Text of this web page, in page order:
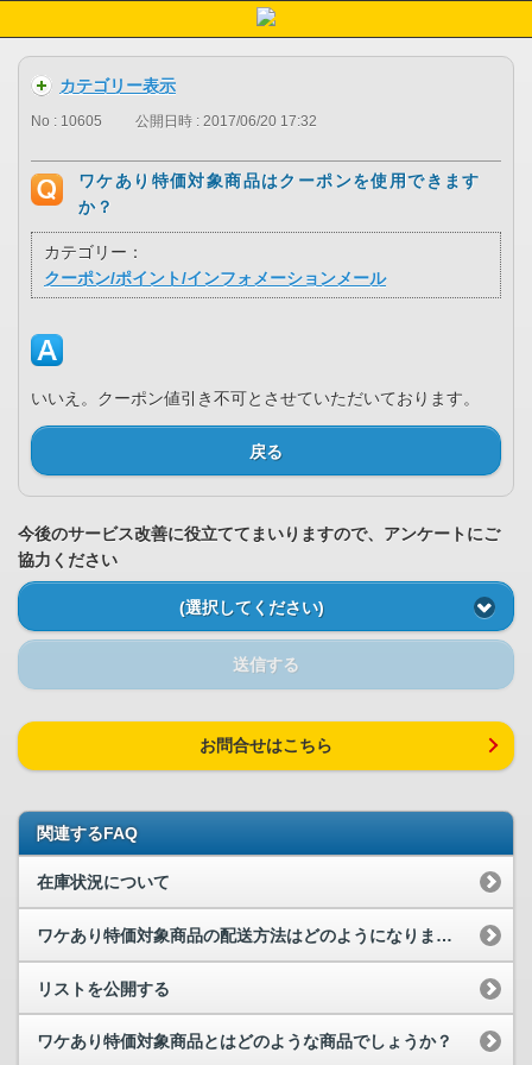
カテゴリー表示
No : 10605 公開日時 : 2017/06/20 17:32
ワケあり特価対象商品はクーポンを使用できます
か？
カテゴリー：
クーポン/ポイント/インフォメーションメール
いいえ。クーポン値引き不可とさせていただいております。
戻る
今後のサービス改善に役立ててまいりますので、アンケートにご
協力ください
(選択してください)
送信する
お問合せはこちら
関連するFAQ
在庫状況について
ワケあり特価対象商品の配送方法はどのようになりますか？
リストを公開する
ワケあり特価対象商品とはどのような商品でしょうか？